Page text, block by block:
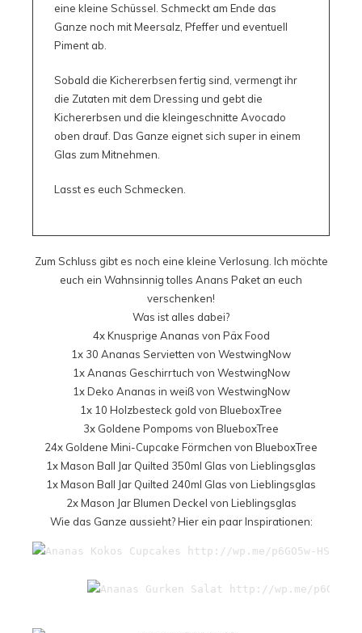
eine kleine Schüssel. Schmeckt am Ende das
Ganze noch mit Meersalz, Pfeffer und eventuell
Piment ab.
Sobald die Kichererbsen fertig sind, vermengt ihr
die Zutaten mit dem Dressing und gebt die
Kichererbsen und die kleingeschnitte Avocado
oben drauf. Das Ganze eignet sich super in einem
Glas zum Mitnehmen.
Lasst es euch Schmecken.
Zum Schluss gibt es noch eine kleine Verlosung. Ich möchte
euch ein Wahnsinnig tolles Anans Paket an euch
verschenken!
Was ist alles dabei?
4xKnusprige Ananas von Päx Food
1x 30 Ananas Servietten von WestwingNow
1xAnanas Geschirrtuch von WestwingNow
1xDeko Ananas in weißvon WestwingNow
1x 10 Holzbesteck gold von BlueboxTree
3x Goldene Pompoms von BlueboxTree
24x Goldene Mini-Cupcake Förmchen von BlueboxTree
1xMason Ball Jar Quilted 350ml Glas von Lieblingsglas
1xMason Ball Jar Quilted 240ml Glas von Lieblingsglas
2xMason Jar Blumen Deckel von Lieblingsglas
Wie das Ganze aussieht? Hier ein paar Inspirationen: